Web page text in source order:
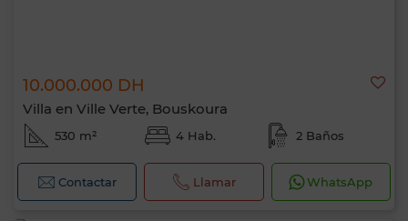
10.000.000 DH
Villa en Ville Verte, Bouskoura
530 m² 4 Hab. 2 Baños
Contactar Llamar WhatsApp